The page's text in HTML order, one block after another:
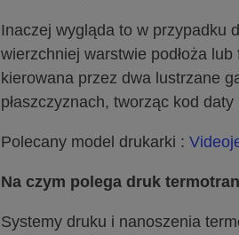
Inaczej wygląda to w przypadku
wierzchniej warstwie podłoża
kierowana przez dwa lustrzane
płaszczyznach, tworząc kod
Polecany model drukarki :
Na czym polega druk
Systemy druku i nanoszenia